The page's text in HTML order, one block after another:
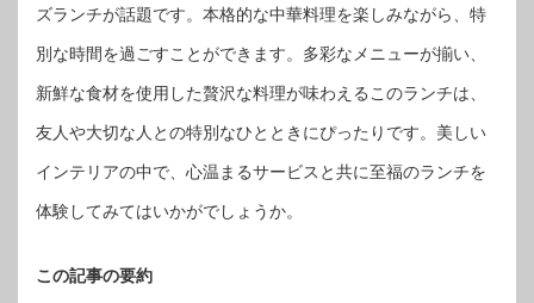
ズランチが話題です。本格的な中華料理を楽しみながら、特
別な時間を過ごすことができます。多彩なメニューが揃い、
新鮮な食材を使用した贅沢な料理が味わえるこのランチは、
友人や大切な人との特別なひとときにぴったりです。美しい
インテリアの中で、心温まるサービスと共に至福のランチを
体験してみてはいかがでしょうか。
この記事の要約